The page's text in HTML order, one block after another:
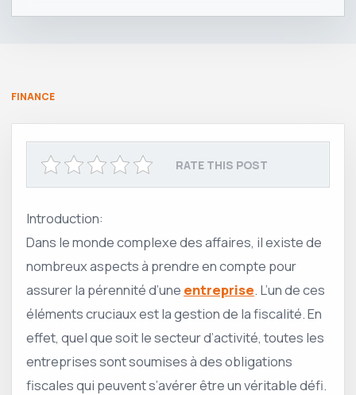
FINANCE
RATE THIS POST
Introduction:
Dans le monde complexe des affaires, il existe de
nombreux aspects à prendre en compte pour
assurer la pérennité d’une entreprise. L’un de ces
éléments cruciaux est la gestion de la fiscalité. En
effet, quel que soit le secteur d’activité, toutes les
entreprises sont soumises à des obligations
fiscales qui peuvent s’avérer être un véritable défi.